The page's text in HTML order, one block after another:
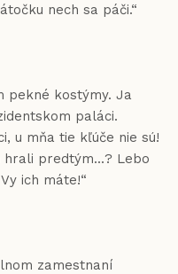
nech sa páči.“
pekné kostýmy. Ja
paláci.
u mňa tie kľúče nie sú!
predtým...? Lebo
ich máte!“
zamestnaní